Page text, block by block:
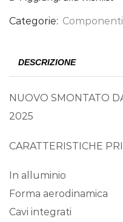
Categorie: Componenti
DESCRIZIONE
NUOVO SMONTATO
2025
CARATTERISTICHE
In alluminio
Forma aerodinamica
Cavi integrati